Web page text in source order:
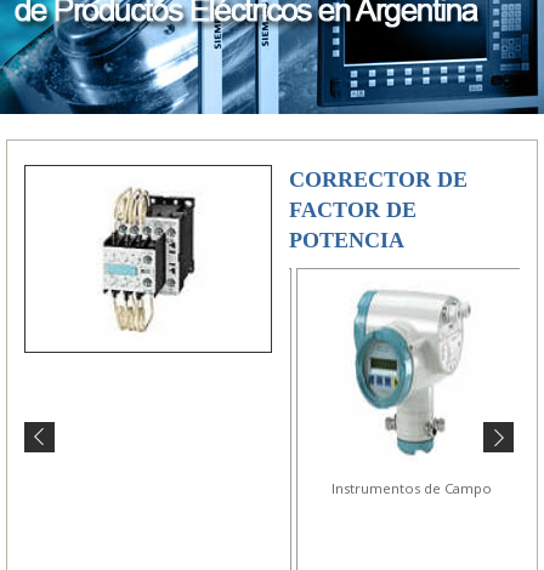
CORRECTOR DE
FACTOR DE
POTENCIA
Instrumentos de Campo